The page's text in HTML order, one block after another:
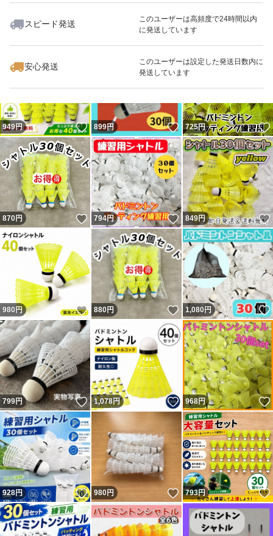
スピード発送
このユーザーは高頻度で24時間以内
に発送しています
安心発送
このユーザーは設定した発送日数内に
発送しています
いいね！
950
949円 いいね！
899円 いいね！
725円
870円 いいね！
794円 いいね！
849円
980 円 いいね！
880円 いいね！
1,080円
799円 いいね！
1,078円 いいね！
968円
928円 いいね！
980円 いいね！
793円